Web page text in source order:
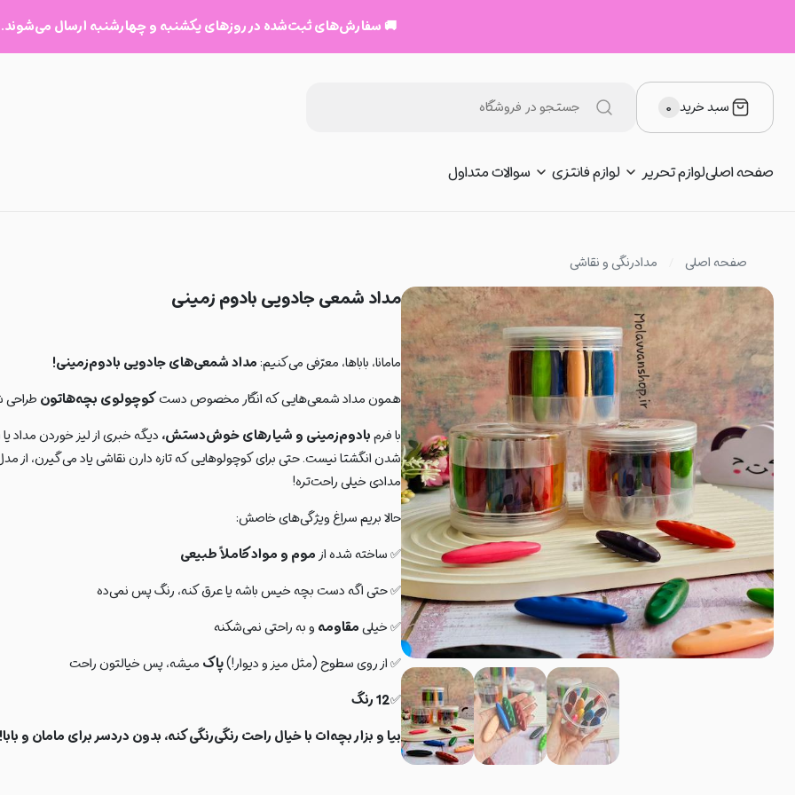
🚚 سفارش‌های ثبت‌شده در روزهای یکشنبه و چهارشنبه ارسال می‌شوند.
سبد خرید ۰
صفحه اصلیلوازم تحریر لوازم فانتزی سوالات متداول
صفحه اصلی مدادرنگی و نقاشی
مداد شمعی جادویی بادوم زمینی
مامانا، باباها، معرّفی می‌کنیم:مداد شمعی‌های جادویی بادوم‌زمینی!
همون مداد شمعی‌هایی که انگار مخصوص دستکوچولوی بچه‌هاتون
با فرمبادوم‌زمینی و شیارهای خوش‌دستش، دیگه خبری از لیز خوردن مداد
شدن انگشتا نیست. حتی برای کوچولوهایی که تازه دارن نقاشی یاد می‌گیرن، از
مدادی خیلی راحت‌تره!
حالا بریم سراغ ویژگی‌های خاصش:
✅ ساخته شده ازموم و مواد کاملاً طبیعی
✅ حتی اگه دست بچه خیس باشه یا عرق کنه، رنگ پس نمی‌ده
✅ خیلیمقاومه و به راحتی نمی‌شکنه
✅ از روی سطوح (مثل میز و دیوار!)پاک میشه، پس خیالتون راحت
✅12 رنگ
بیا و بزار بچه‌ات با خیال راحت رنگی‌رنگی کنه، بدون دردسر برای مامان و بابا!